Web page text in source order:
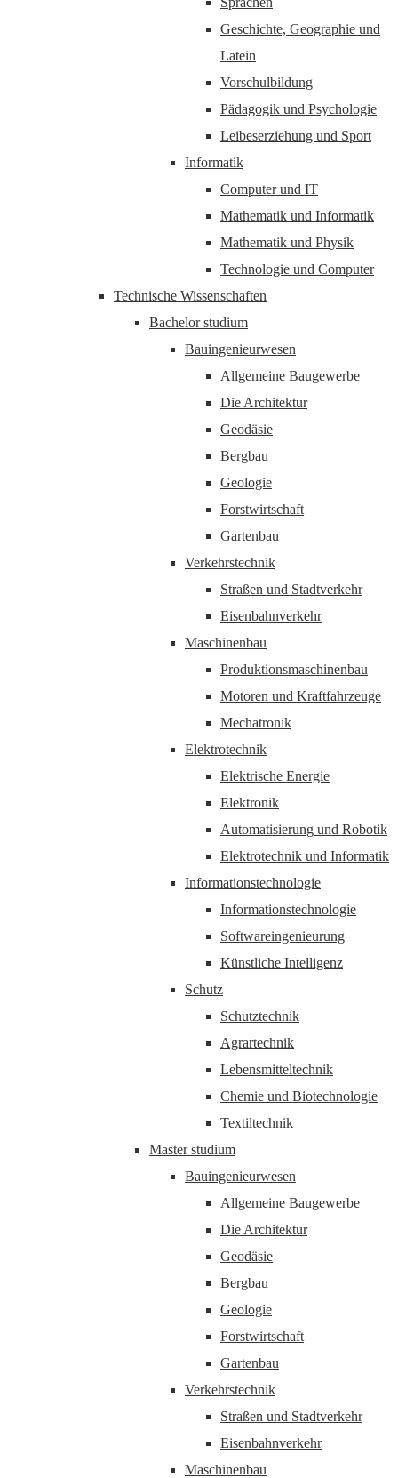
Geschichte, Geographie und
Latein
Vorschulbildung
Pädagogik und Psychologie
Leibeserziehung und Sport
Informatik
Computer und IT
Mathematik und Informatik
Mathematik und Physik
Technologie und Computer
Technische Wissenschaften
Bachelor studium
Bauingenieurwesen
Allgemeine Baugewerbe
Die Architektur
Geodäsie
Bergbau
Geologie
Forstwirtschaft
Gartenbau
Verkehrstechnik
Straßen und Stadtverkehr
Eisenbahnverkehr
Maschinenbau
Produktionsmaschinenbau
Motoren und Kraftfahrzeuge
Mechatronik
Elektrotechnik
Elektrische Energie
Elektronik
Automatisierung und Robotik
Elektrotechnik und Informatik
Informationstechnologie
Informationstechnologie
Softwareingenieurung
Künstliche Intelligenz
Schutz
Schutztechnik
Agrartechnik
Lebensmitteltechnik
Chemie und Biotechnologie
Textiltechnik
Master studium
Bauingenieurwesen
Allgemeine Baugewerbe
Die Architektur
Geodäsie
Bergbau
Geologie
Forstwirtschaft
Gartenbau
Verkehrstechnik
Straßen und Stadtverkehr
Eisenbahnverkehr
Maschinenbau